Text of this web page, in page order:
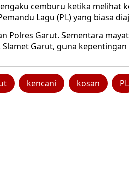
cemburu ketika melihat
Lagu (PL) yang biasa
Polres Garut. Sementara
Slamet Garut, guna
kencani kosan PL